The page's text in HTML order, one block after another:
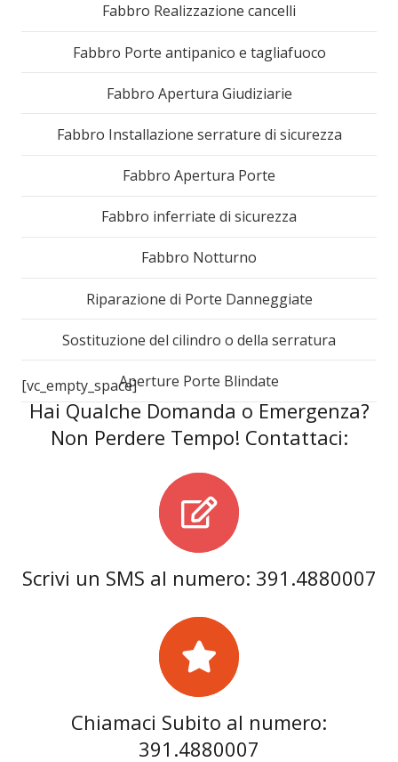
Fabbro Realizzazione cancelli
Fabbro Porte antipanico e tagliafuoco
Fabbro Apertura Giudiziarie
Fabbro Installazione serrature di sicurezza
Fabbro Apertura Porte
Fabbro inferriate di sicurezza
Fabbro Notturno
Riparazione di Porte Danneggiate
Sostituzione del cilindro o della serratura
Aperture Porte Blindate
[vc_empty_space]
Hai Qualche Domanda o Emergenza?
Non Perdere Tempo! Contattaci:
Scrivi un SMS al numero: 391.4880007
Chiamaci Subito al numero:
391.4880007